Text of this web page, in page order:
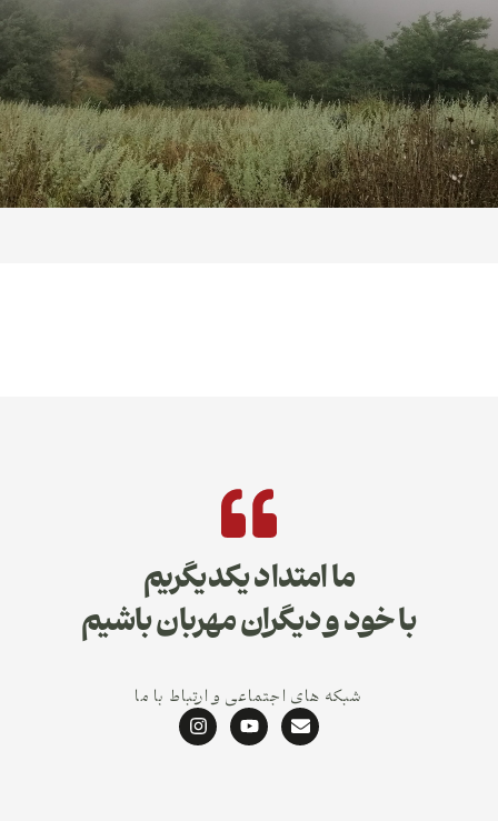
ما امتداد یکدیگریم
با خود و دیگران مهربان باشیم
شبکه های اجتماعی و ارتباط با ما